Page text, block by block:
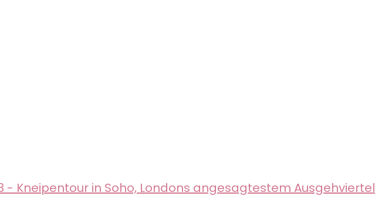
- Kneipentour in Soho, Londons angesagtestem Ausgehviertel